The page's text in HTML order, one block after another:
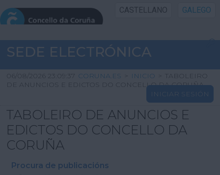
CASTELLANO GALEGO
INICIO SEDE
INICIO
INFORMACIÓN PÚBLICA
CARTAFOL CIDADÁN
SEDE ELECTRÓNICA
06/08/2026 23:09:37 CORUNA.ES > INICIO > TABOLEIRO
DE ANUNCIOS E EDICTOS DO CONCELLO DA CORUÑA
INICIAR SESIÓN
TABOLEIRO DE ANUNCIOS E
EDICTOS DO CONCELLO DA
CORUÑA
Procura de publicacións